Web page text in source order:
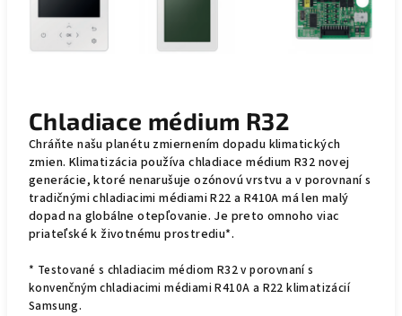
Chladiace médium R32
Chráňte našu planétu zmiernením dopadu klimatických
zmien. Klimatizácia používa chladiace médium R32 novej
generácie, ktoré nenarušuje ozónovú vrstvu a v porovnaní s
tradičnými chladiacimi médiami R22 a R410A má len malý
dopad na globálne otepľovanie. Je preto omnoho viac
priateľské k životnému prostrediu*.
* Testované s chladiacim médiom R32 v porovnaní s
konvenčným chladiacimi médiami R410A a R22 klimatizácií
Samsung.